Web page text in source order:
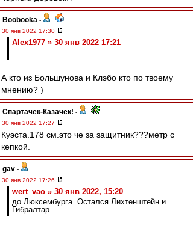
Boobooka -
30 янв 2022 17:30
Alex1977 » 30 янв 2022 17:21
А кто из Большунова и Клэбо кто по твоему
мнению? )
Спартачек-Казачек! -
30 янв 2022 17:27
Куэста.178 см.это че за защитник???метр с
кепкой.
gav -
30 янв 2022 17:26
wert_vao » 30 янв 2022, 15:20
до Люксембурга. Остался Лихтенштейн и
Гибралтар.